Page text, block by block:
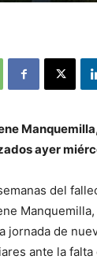
ayer
del
jornada de
ante la